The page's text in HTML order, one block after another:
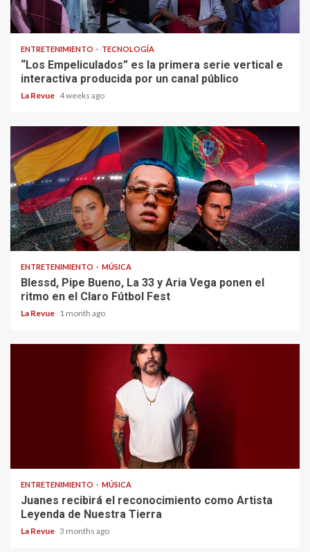
ENTRETENIMIENTO TECNOLOGÍA
“Los Empeliculados” es la primera serie vertical e
interactiva producida por un canal público
La Revue 4 weeks ago
ENTRETENIMIENTO MÚSICA
Blessd, Pipe Bueno, La 33 y Aria Vega ponen el
ritmo en el Claro Fútbol Fest
La Revue 1 month ago
ENTRETENIMIENTO MÚSICA
Juanes recibirá el reconocimiento como Artista
Leyenda de Nuestra Tierra
La Revue 3 months ago